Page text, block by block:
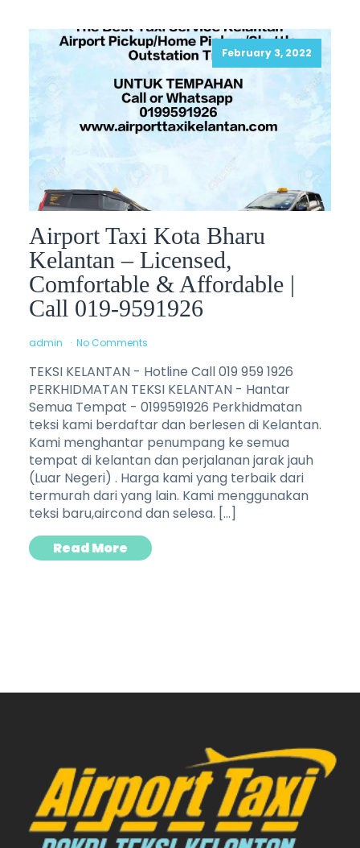
February 3, 2022
Airport Taxi Kota Bharu
Kelantan – Licensed,
Comfortable & Affordable |
Call 019-9591926
admin No Comments
TEKSI KELANTAN - Hotline Call 019 959 1926
PERKHIDMATAN TEKSI KELANTAN - Hantar
Semua Tempat - 0199591926 Perkhidmatan
teksi kami berdaftar dan berlesen di Kelantan.
Kami menghantar penumpang ke semua
tempat di kelantan dan perjalanan jarak jauh
(Luar Negeri) . Harga kami yang terbaik dari
termurah dari yang lain. Kami menggunakan
teksi baru,aircond dan selesa. […]
Read More